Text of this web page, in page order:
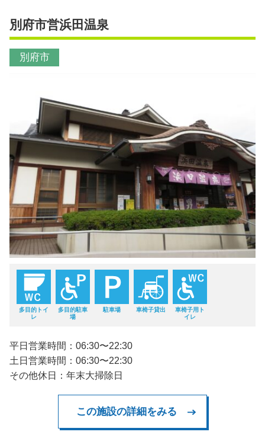
別府市営浜田温泉
別府市
多目的トイ
レ
多目的駐車
場
駐車場 車椅子貸出
車椅子用ト
イレ
平日営業時間：06:30〜22:30
土日営業時間：06:30〜22:30
その他休日：年末大掃除日
この施設の詳細をみる